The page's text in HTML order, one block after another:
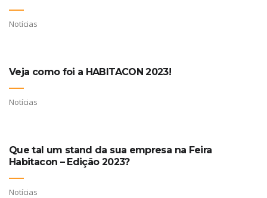
Notícias
Veja como foi a HABITACON 2023!
Notícias
Que tal um stand da sua empresa na Feira
Habitacon – Edição 2023?
Notícias